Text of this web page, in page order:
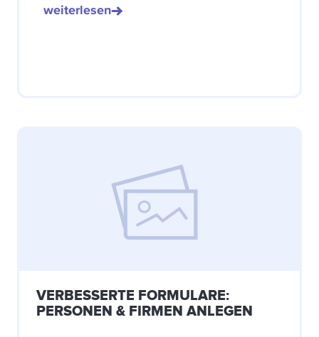
weiterlesen
VERBESSERTE FORMULARE:
PERSONEN & FIRMEN ANLEGEN